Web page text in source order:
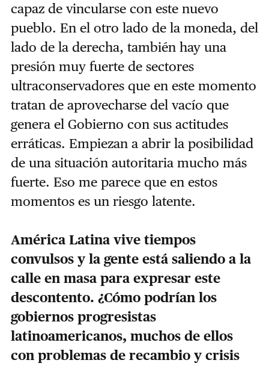
capaz de vincularse con este nuevo
pueblo. En el otro lado de la moneda, del
lado de la derecha, también hay una
presión muy fuerte de sectores
ultraconservadores que en este momento
tratan de aprovecharse del vacío que
genera el Gobierno con sus actitudes
erráticas. Empiezan a abrir la posibilidad
de una situación autoritaria mucho más
fuerte. Eso me parece que en estos
momentos es un riesgo latente.
América Latina vive tiempos
convulsos y la gente está saliendo a la
calle en masa para expresar este
descontento. ¿Cómo podrían los
gobiernos progresistas
latinoamericanos, muchos de ellos
con problemas de recambio y crisis